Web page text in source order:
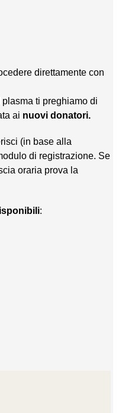
direttamente con
ti preghiamo di
ai nuovi donatori.
(in base alla
di registrazione. Se
oraria prova la
: